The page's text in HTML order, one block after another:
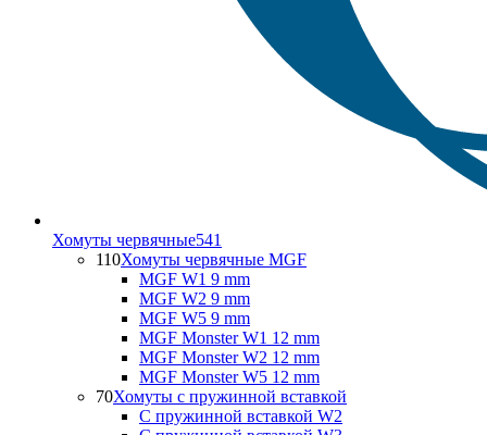
Хомуты червячные541
110Хомуты червячные MGF
MGF W1 9 mm
MGF W2 9 mm
MGF W5 9 mm
MGF Monster W1 12 mm
MGF Monster W2 12 mm
MGF Monster W5 12 mm
70Хомуты с пружинной вставкой
С пружинной вставкой W2